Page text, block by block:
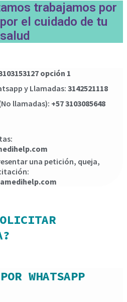
trabajamos por
el cuidado de tu
salud
opción 1
y Llamadas:3142521118
llamadas): +57 3103085648
una petición, queja,
WHATSAPP